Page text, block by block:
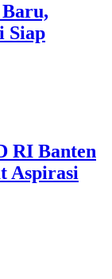
Siap
RI Banten
Aspirasi